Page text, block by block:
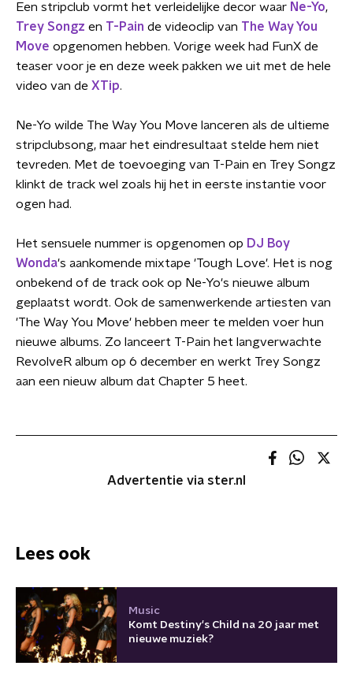
Een stripclub vormt het verleidelijke decor waar Ne-Yo,
Trey Songz en T-Pain de videoclip van The Way You
Move opgenomen hebben. Vorige week had FunX de
teaser voor je en deze week pakken we uit met de hele
video van de XTip.
Ne-Yo wilde The Way You Move lanceren als de ultieme
stripclubsong, maar het eindresultaat stelde hem niet
tevreden. Met de toevoeging van T-Pain en Trey Songz
klinkt de track wel zoals hij het in eerste instantie voor
ogen had.
Het sensuele nummer is opgenomen op DJ Boy
Wonda's aankomende mixtape 'Tough Love'. Het is nog
onbekend of de track ook op Ne-Yo's nieuwe album
geplaatst wordt. Ook de samenwerkende artiesten van
'The Way You Move' hebben meer te melden voer hun
nieuwe albums. Zo lanceert T-Pain het langverwachte
RevolveR album op 6 december en werkt Trey Songz
aan een nieuw album dat Chapter 5 heet.
Advertentie via ster.nl
Lees ook
Music
Komt Destiny's Child na 20 jaar met
nieuwe muziek?